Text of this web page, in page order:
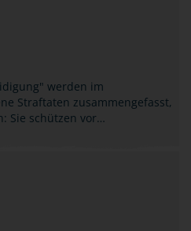
werden im
Straftaten zusammengefasst,
Sie schützen vor…